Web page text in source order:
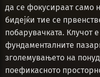
да се фокусираат само
бидејќи тие се
побарувачката. Клучот
фундаменталните
зголемувањето на
поефикасното